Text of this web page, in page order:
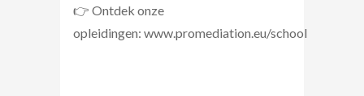
👉 Ontdek onze
opleidingen: www.promediation.eu/school